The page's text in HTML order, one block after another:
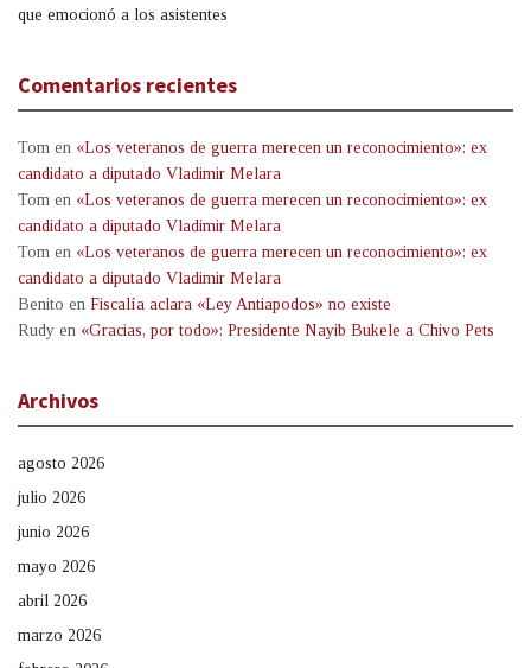
que emocionó a los asistentes
Comentarios recientes
Tom en «Los veteranos de guerra merecen un reconocimiento»: ex
candidato a diputado Vladimir Melara
Tom en «Los veteranos de guerra merecen un reconocimiento»: ex
candidato a diputado Vladimir Melara
Tom en «Los veteranos de guerra merecen un reconocimiento»: ex
candidato a diputado Vladimir Melara
Benito en Fiscalía aclara «Ley Antiapodos» no existe
Rudy en «Gracias, por todo»: Presidente Nayib Bukele a Chivo Pets
Archivos
agosto 2026
julio 2026
junio 2026
mayo 2026
abril 2026
marzo 2026